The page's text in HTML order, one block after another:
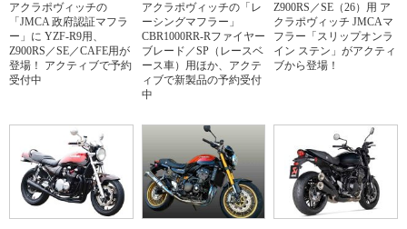
アクラポヴィッチの
「JMCA 政府認証マフラ
ー」に YZF-R9用、
Z900RS／SE／CAFE用が
登場！ アクティブで予約
受付中
アクラポヴィッチの「レ
ーシングマフラー」
CBR1000RR-Rファイヤー
ブレード／SP（レースベ
ース車）用ほか、アクテ
ィブで新製品の予約受付
中
Z900RS／SE（26）用 ア
クラポヴィッチ JMCAマ
フラー「スリップオンラ
イン ステン」がアクティ
ブから登場！